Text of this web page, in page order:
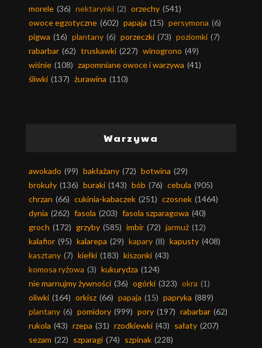
morele (36) nektarynki (2) orzechy (541)
owoce egzotyczne (602) papaja (15) persymona (6)
pigwa (16) plantany (6) porzeczki (73) poziomki (7)
rabarbar (62) truskawki (227) winogrono (49)
wiśnie (108) zapomniane owoce i warzywa (41)
śliwki (137) żurawina (110)
Warzywa
awokado (99) bakłażany (72) botwina (29)
brokuły (136) buraki (143) bób (76) cebula (905)
chrzan (66) cukinia-kabaczek (251) czosnek (1464)
dynia (262) fasola (203) fasola szparagowa (40)
groch (172) grzyby (585) imbir (72) jarmuż (12)
kalafior (95) kalarepa (29) kapary (8) kapusty (408)
kasztany (7) kiełki (183) kiszonki (43)
komosa ryżowa (3) kukurydza (124)
nie marnujmy żywności (36) ogórki (323) okra (1)
oliwki (164) orkisz (66) papaja (15) papryka (889)
plantany (6) pomidory (999) pory (197) rabarbar (62)
rukola (43) rzepa (31) rzodkiewki (43) sałaty (207)
sezam (22) szparagi (74) szpinak (228)